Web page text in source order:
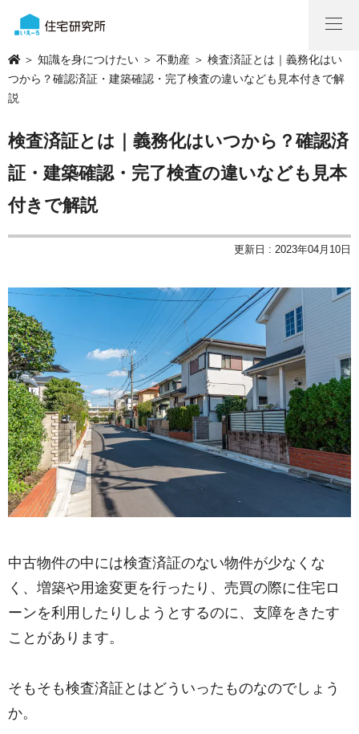
＞ 知識を身につけたい ＞ 不動産 ＞ 検査済証とは｜義務化はい
つから？確認済証・建築確認・完了検査の違いなども見本付きで解
説
検査済証とは｜義務化はいつから？確認済
証・建築確認・完了検査の違いなども見本
付きで解説
更新日 : 2023年04月10日
中古物件の中には検査済証のない物件が少なくな
く、増築や用途変更を行ったり、売買の際に住宅ロ
ーンを利用したりしようとするのに、支障をきたす
ことがあります。
そもそも検査済証とはどういったものなのでしょう
か。